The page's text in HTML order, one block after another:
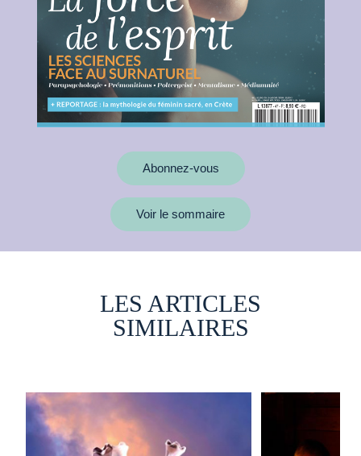
Abonnez-vous
Voir le sommaire
LES ARTICLES
SIMILAIRES